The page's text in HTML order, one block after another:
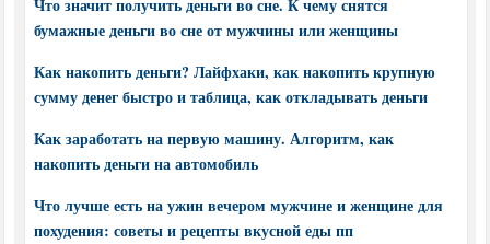
Что значит получить деньги во сне. К чему снятся
бумажные деньги во сне от мужчины или женщины
Как накопить деньги? Лайфхаки, как накопить крупную
сумму денег быстро и таблица, как откладывать деньги
Как заработать на первую машину. Алгоритм, как
накопить деньги на автомобиль
Что лучше есть на ужин вечером мужчине и женщине для
похудения: советы и рецепты вкусной еды пп